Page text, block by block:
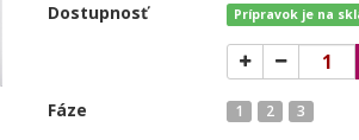
Dostupnosť
Prípravok je na
Fáze 1 2 3